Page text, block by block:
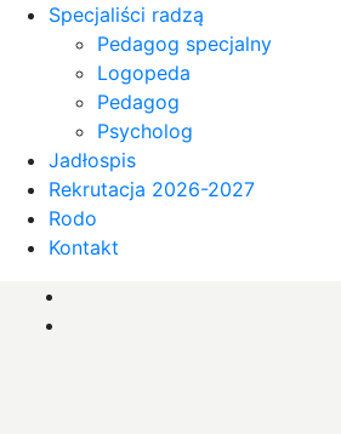
Specjaliści radzą
Pedagog specjalny
Logopeda
Pedagog
Psycholog
Jadłospis
Rekrutacja 2026-2027
Rodo
Kontakt